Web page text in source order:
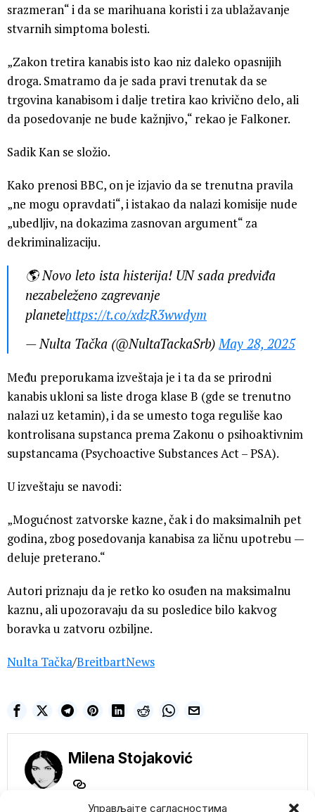
Управљајте сагласностима
srazmeran“ i da se marihuana koristi i za ublažavanje
stvarnih simptoma bolesti.
„Zakon tretira kanabis isto kao niz daleko opasnijih
droga. Smatramo da je sada pravi trenutak da se
trgovina kanabisom i dalje tretira kao krivično delo, ali
da posedovanje ne bude kažnjivo,“ rekao je Falkoner.
Sadik Kan se složio.
Kako prenosi BBC, on je izjavio da se trenutna pravila
„ne mogu opravdati“, i istakao da nalazi komisije nude
„ubedljiv, na dokazima zasnovan argument“ za
dekriminalizaciju.
🌎 Novo leto ista histerija! UN sada predviđa
nezabeleženo zagrevanje
planetehttps://t.co/xdzR3wwdym
— Nulta Tačka (@NultaTackaSrb) May 28, 2025
Među preporukama izveštaja je i ta da se prirodni
kanabis ukloni sa liste droga klase B (gde se trenutno
nalazi uz ketamin), i da se umesto toga reguliše kao
kontrolisana supstanca prema Zakonu o psihoaktivnim
supstancama (Psychoactive Substances Act – PSA).
U izveštaju se navodi:
„Mogućnost zatvorske kazne, čak i do maksimalnih pet
godina, zbog posedovanja kanabisa za ličnu upotrebu —
deluje preterano.“
Autori priznaju da je retko ko osuđen na maksimalnu
kaznu, ali upozoravaju da su posledice bilo kakvog
boravka u zatvoru ozbiljne.
Nulta Tačka/BreitbartNews
Milena Stojaković